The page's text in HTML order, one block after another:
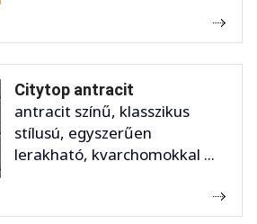
Citytop antracit
antracit színű, klasszikus
stílusú, egyszerűen
lerakható, kvarchomokkal ...